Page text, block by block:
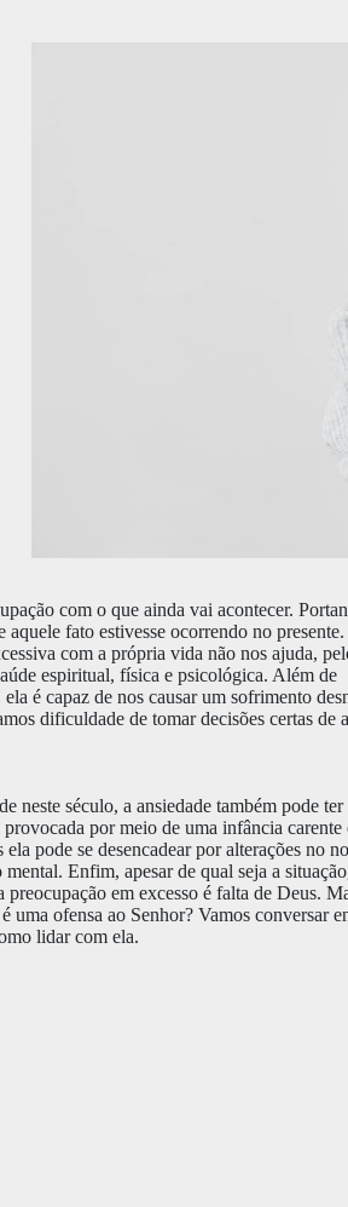
com o que ainda vai acontecer.
aquele fato estivesse ocorrendo no presente.
com a própria vida não nos ajuda,
espiritual, física e psicológica. Além de
é capaz de nos causar um sofrimento
dificuldade de tomar decisões certas de
neste século, a ansiedade também pode
provocada por meio de uma infância carente
pode se desencadear por alterações no
Enfim, apesar de qual seja a
preocupação em excesso é falta de Deus.
uma ofensa ao Senhor? Vamos conversar
lidar com ela.